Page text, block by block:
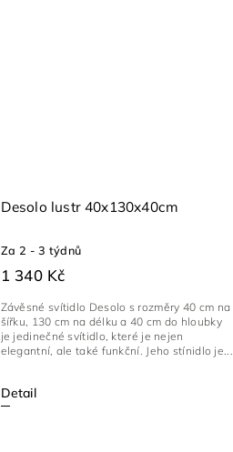
Desolo lustr 40x130x40cm
Za 2 - 3 týdnů
1 340 Kč
Detail
Závěsné svítidlo Desolo s rozměry 40 cm na
šířku, 130 cm na délku a 40 cm do hloubky
je jedinečné svítidlo, které je nejen
elegantní, ale také funkční. Jeho stínidlo je...